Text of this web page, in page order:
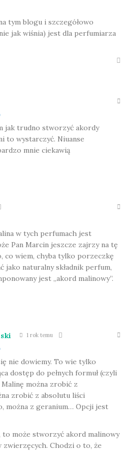
tym blogu i szczegółowo
jak wiśnia) jest dla perfumiarza
jak trudno stworzyć akordy
to wystarczyć. Niuanse
mnie ciekawią
w tych perfumach jest
Pan Marcin jeszcze zajrzy na tę
co wiem, chyba tylko porzeczkę
jako naturalny składnik perfum,
jest „akord malinowy”.
1 rok temu
nie dowiemy. To wie tylko
dostęp do pełnych formuł (czyli
można zrobić z
zrobić z absolutu liści
można z geranium… Opcji jest
to może stworzyć akord malinowy
zwierzęcych. Chodzi o to, że